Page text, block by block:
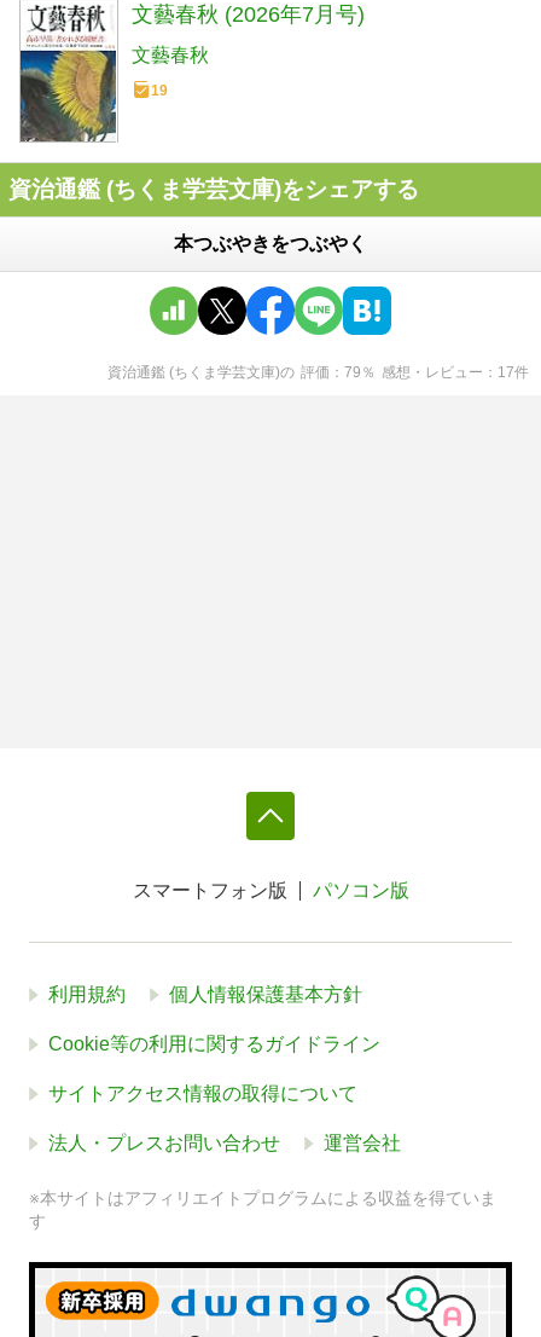
文藝春秋 (2026年7月号)
文藝春秋
19
資治通鑑 (ちくま学芸文庫)をシェアする
本つぶやきをつぶやく
資治通鑑 (ちくま学芸文庫)の 評価 79 ％ 感想・レビュー 17件
スマートフォン版 パソコン版
利用規約 個人情報保護基本方針
Cookie等の利用に関するガイドライン
サイトアクセス情報の取得について
法人・プレスお問い合わせ 運営会社
※本サイトはアフィリエイトプログラムによる収益を得ていま
す